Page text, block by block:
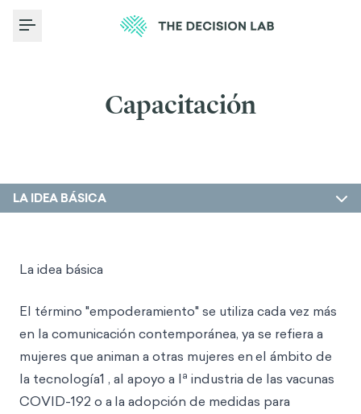
Toggle Menu
Capacitación
LA IDEA BÁSICA
La idea básica
El término "empoderamiento" se utiliza cada vez más
en la comunicación contemporánea, ya se refiera a
mujeres que animan a otras mujeres enel ámbito de
la tecnología1 , al apoyo a la industria de las vacunas
COVID-192 o a la adopción de medidas para